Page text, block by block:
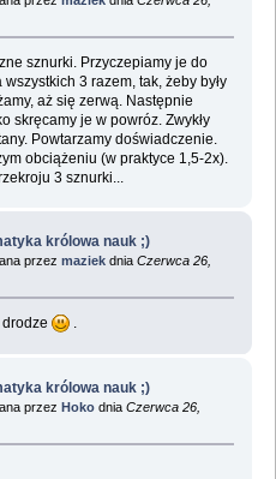
sznurki. Przyczepiamy je do
3 razem, tak, żeby były
aż się zerwą. Następnie
skręcamy je w powróz. Zwykły
Powtarzamy doświadczenie.
obciążeniu (w praktyce 1,5-2x).
3 sznurki...
królowa nauk ;)
przezmaziek dnia Czerwca 26,
.
królowa nauk ;)
przezHoko dnia Czerwca 26,